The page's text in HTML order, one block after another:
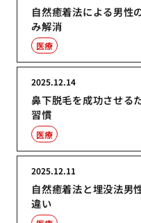
自然癒着法による男性
み解消
医療
鼻下脱毛を成功させる
習慣
2025.12.14
医療
自然癒着法と埋没法男
違い
2025.12.11